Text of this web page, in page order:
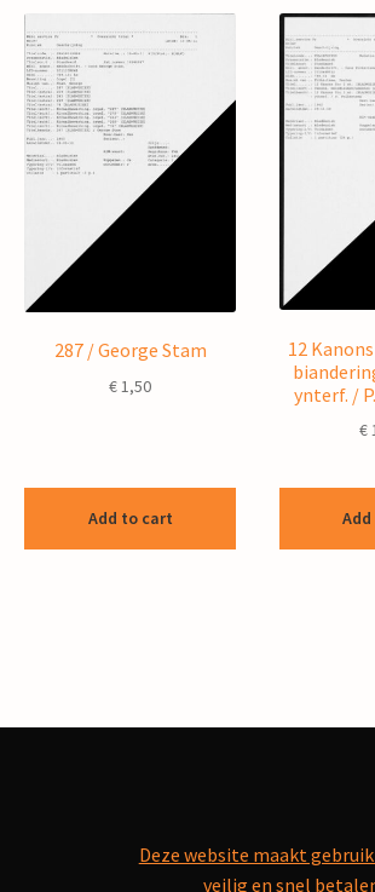
287 / George Stam
€1,50
Add to cart
12
ynterf. /
€
Deze website maakt
veilig en snel